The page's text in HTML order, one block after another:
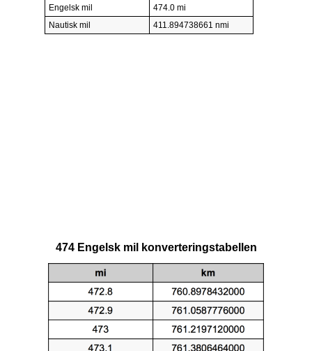
Engelsk mil
474.0 mi
Nautisk mil
411.894738661 nmi
474 Engelsk mil konverteringstabellen